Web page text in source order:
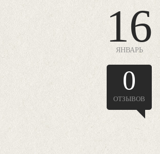
16
ЯНВАРЬ
0
ОТЗЫВОВ